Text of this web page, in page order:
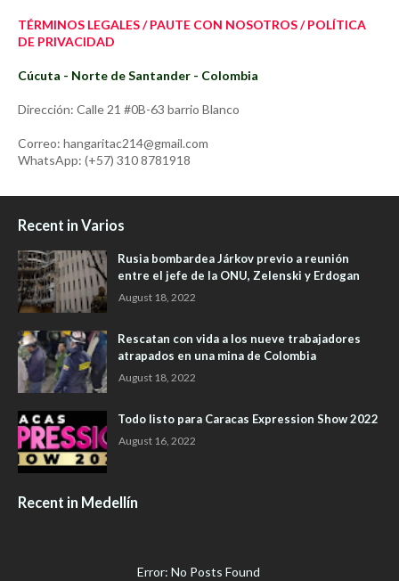
TÉRMINOS LEGALES / PAUTE CON NOSOTROS / POLÍTICA
DE PRIVACIDAD
Cúcuta - Norte de Santander - Colombia
Dirección: Calle 21 #0B-63 barrio Blanco
Correo: hangaritac214@gmail.com
WhatsApp: (+57) 310 8781918
Recent in Varios
Rusia bombardea Járkov previo a reunión
entre el jefe de la ONU, Zelenski y Erdogan
August 18, 2022
Rescatan con vida a los nueve trabajadores
atrapados en una mina de Colombia
August 18, 2022
Todo listo para Caracas Expression Show 2022
August 16, 2022
Recent in Medellín
Error: No Posts Found